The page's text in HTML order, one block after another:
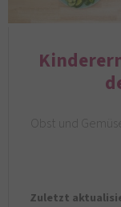
Obst und
Zuletzt